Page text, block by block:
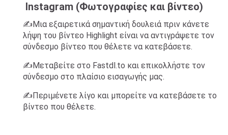
Instagram (Φωτογραφίες και βίντεο)
✍️Μια εξαιρετικά σημαντική δουλειά πριν κάνετε
λήψη του βίντεο Highlight είναι να αντιγράψετε τον
σύνδεσμο βίντεο που θέλετε να κατεβάσετε.
✍️Μεταβείτε στο Fastdl.to και επικολλήστε τον
σύνδεσμο στο πλαίσιο εισαγωγής μας.
✍️Περιμένετε λίγο και μπορείτε να κατεβάσετε το
βίντεο που θέλετε.